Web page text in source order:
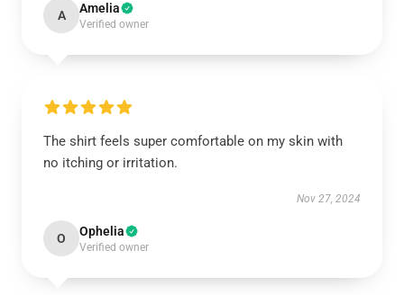
A Amelia
Verified owner
The shirt feels super comfortable on my skin with
no itching or irritation.
Nov 27, 2024
O Ophelia
Verified owner